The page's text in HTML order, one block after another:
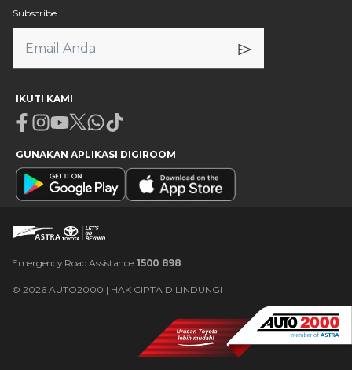
Subscribe
IKUTI KAMI
Facebook
Instagram
Youtube
X Whatsapp
Tiktok
GUNAKAN APLIKASI DIGIROOM
Emergency Road Assistance 1500 898
© 2026 AUTO2000 | HAK CIPTA DILINDUNGI